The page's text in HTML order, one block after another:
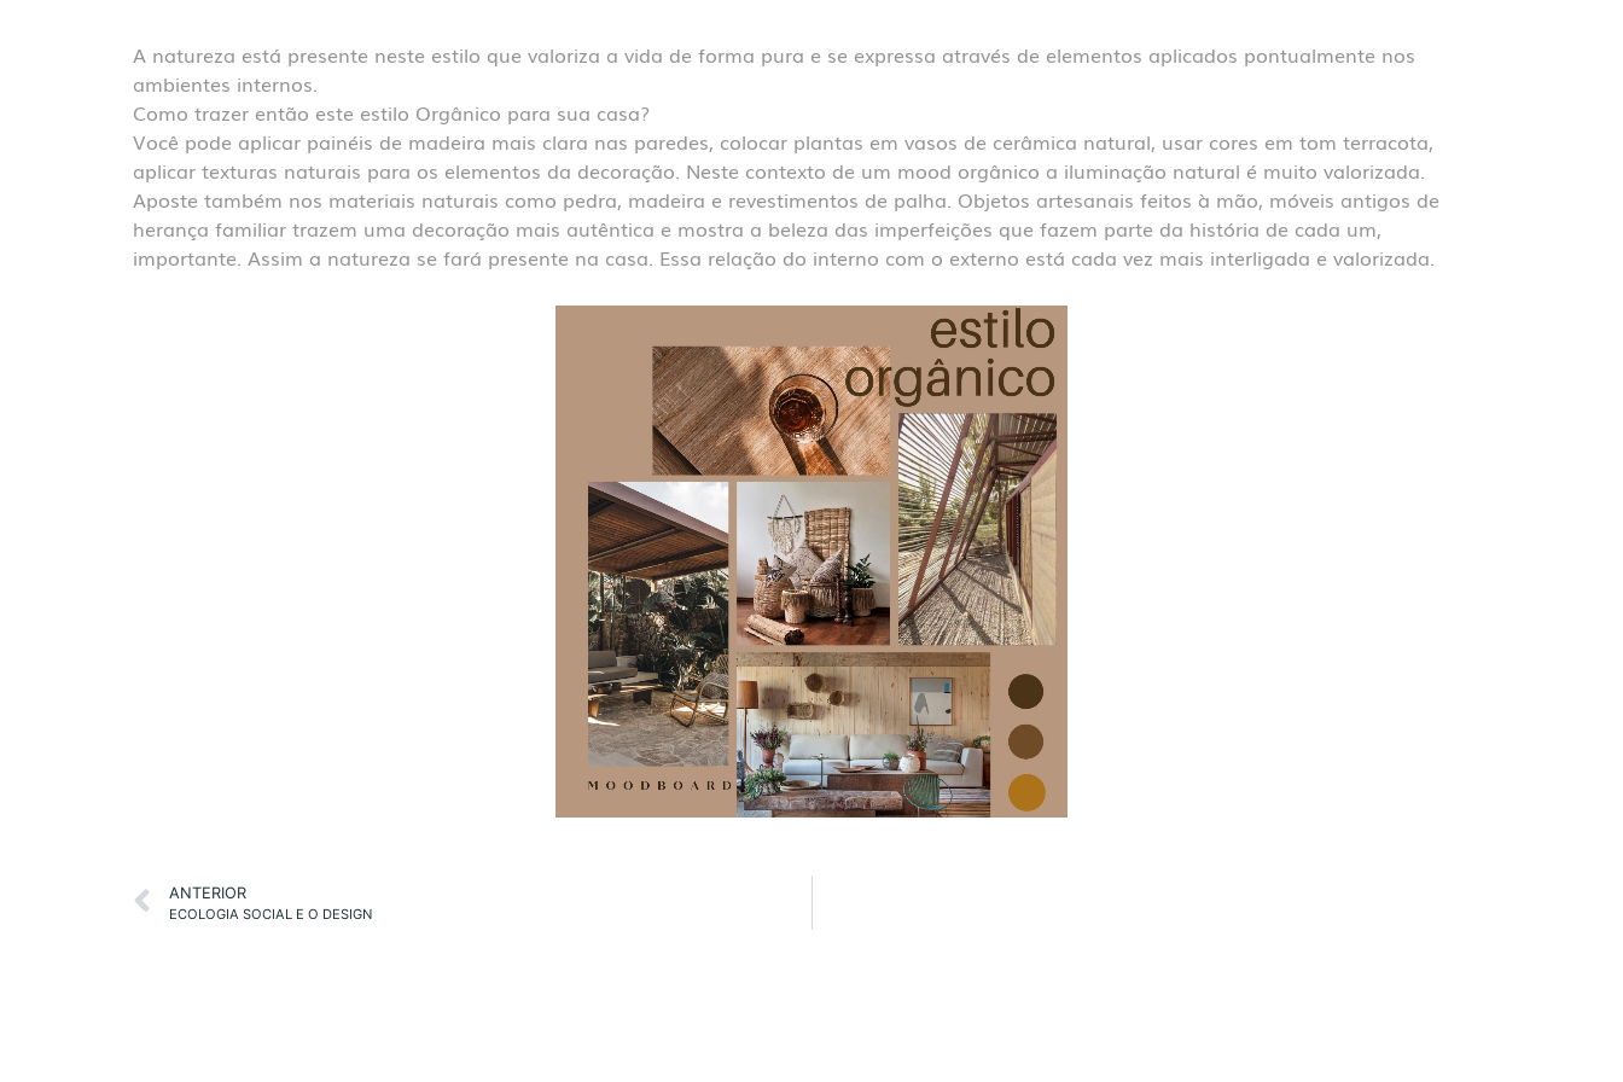
A natureza está presente neste estilo que valoriza a vida de forma pura e se expressa através de elementos aplicados pontualmente nos
ambientes internos.
Como trazer então este estilo Orgânico para sua casa?
Você pode aplicar painéis de madeira mais clara nas paredes, colocar plantas em vasos de cerâmica natural, usar cores em tom terracota,
aplicar texturas naturais para os elementos da decoração. Neste contexto de um mood orgânico a iluminação natural é muito valorizada.
Aposte também nos materiais naturais como pedra, madeira e revestimentos de palha. Objetos artesanais feitos à mão, móveis antigos de
herança familiar trazem uma decoração mais autêntica e mostra a beleza das imperfeições que fazem parte da história de cada um,
importante. Assim a natureza se fará presente na casa. Essa relação do interno com o externo está cada vez mais interligada e valorizada.
ANTERIOR
ECOLOGIA SOCIAL E O DESIGN